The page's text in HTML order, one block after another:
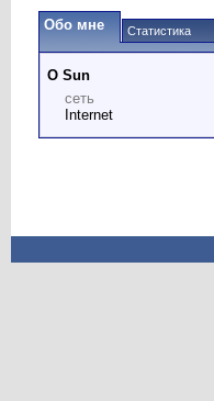
Обо мне Статистика
О Sun
сеть
Internet